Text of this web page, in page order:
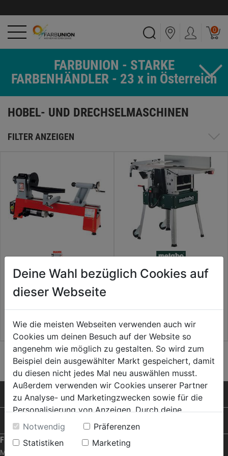
0
FARBUNION - STARKE
FARBENHÄNDLER - 23 x in Österreich
HOBEL- UND DRECHSELMASCHINEN
FILTER ANZEIGEN
Drechselbank D460FXL_230V
m. stufenloser
Geschwindigkeit
Hobelmaschine HC 260C, 2,8
DNB
PRODUKTE
RAT & TAT
FRAGEN ZUM SHOP
Mein Konto
Deine Wahl bezüglich Cookies auf
dieser Webseite
Wie die meisten Webseiten verwenden auch wir
Cookies um deinen Besuch auf der Website so
angenehm wie möglich zu gestalten. So wird zum
Beispiel dein ausgewählter Markt gespeichert, damit
du diesen nicht jedes Mal neu auswählen musst.
Außerdem verwenden wir Cookies unserer Partner
zu Analyse- und Marketingzwecken sowie für die
Personalisierung von Anzeigen. Durch deine
Einwilligung werden die Daten von Drittanbieter,
unter anderem auch in den USA, verarbeitet.
Durch Klick auf "Alle Cookies erlauben" stimmst du
Notwendig
Präferenzen
Statistiken
Marketing